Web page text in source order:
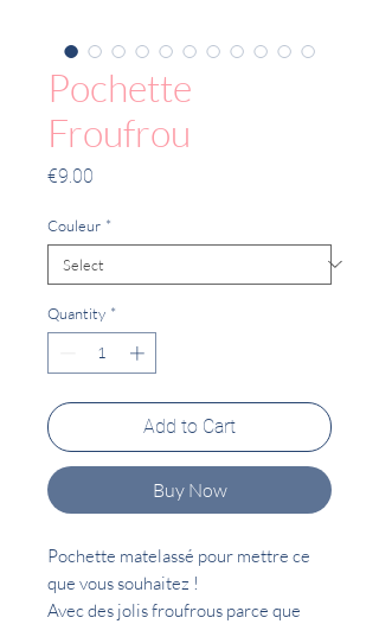
Pochette
Froufrou
€9.00
Couleur *
Quantity *
Add to Cart
Buy Now
Pochette matelassé pour mettre ce
que vous souhaitez !
Avec des jolis froufrous parce que